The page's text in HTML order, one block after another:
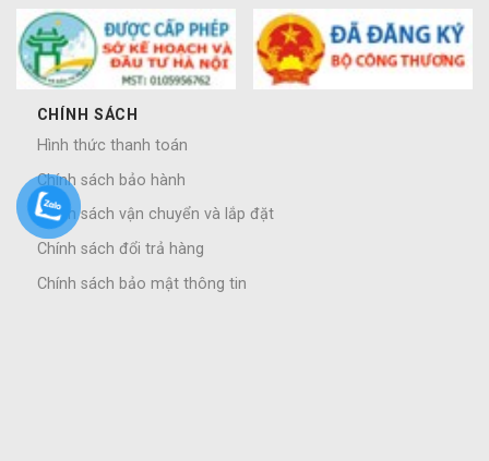
CHÍNH SÁCH
Hình thức thanh toán
Chính sách bảo hành
Chính sách vận chuyển và lắp đặt
Chính sách đổi trả hàng
Chính sách bảo mật thông tin